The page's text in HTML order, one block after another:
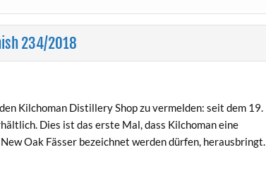
234/2018
Kilchoman Distillery Shop zu vermelden: seit dem 19.
Dies ist das erste Mal, dass Kilchoman eine
Oak Fässer bezeichnet werden dürfen, herausbringt.